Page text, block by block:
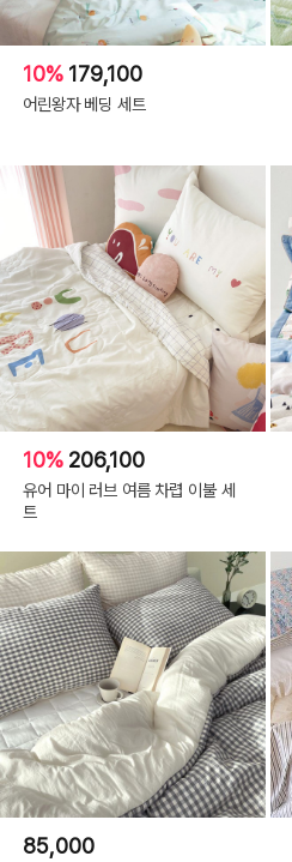
10% 179,100
어린왕자 베딩 세트
10% 206,100
유어 마이 러브 여름 차렵 이불 세
트
85,000